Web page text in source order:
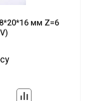
мм Z=6